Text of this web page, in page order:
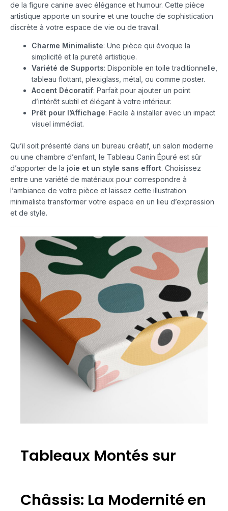
de la figure canine avec élégance et humour. Cette pièce
artistique apporte un sourire et une touche de sophistication
discrète à votre espace de vie ou de travail.
Charme Minimaliste: Une pièce qui évoque la
simplicité et la pureté artistique.
Variété de Supports: Disponible en toile traditionnelle,
tableau flottant, plexiglass, métal, ou comme poster.
Accent Décoratif: Parfait pour ajouter un point
d’intérêt subtil et élégant à votre intérieur.
Prêt pour l’Affichage: Facile à installer avec un impact
visuel immédiat.
Qu’il soit présenté dans un bureau créatif, un salon moderne
ou une chambre d’enfant, le Tableau Canin Épuré est sûr
d’apporter de la joie et un style sans effort. Choisissez
entre une variété de matériaux pour correspondre à
l’ambiance de votre pièce et laissez cette illustration
minimaliste transformer votre espace en un lieu d’expression
et de style.
Tableaux Montés sur
Châssis: La Modernité en